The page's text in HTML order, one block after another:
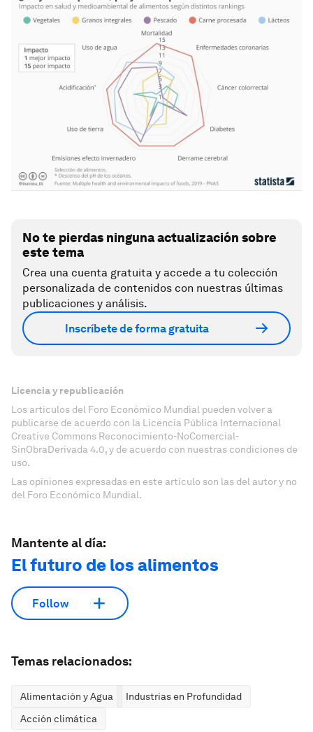
No te pierdas ninguna actualización sobre
este tema
Crea una cuenta gratuita y accede a tu colección
personalizada de contenidos con nuestras últimas
publicaciones y análisis.
Inscríbete de forma gratuita
Licencia y republicación
Los artículos del Foro Económico Mundial pueden volver a
publicarse de acuerdo con la Licencia Pública Internacional
Creative Commons Reconocimiento-NoComercial-
SinObraDerivada 4.0, y de acuerdo con nuestras condiciones de
uso.
Las opiniones expresadas en este artículo son las del autor y no
del Foro Económico Mundial.
Mantente al día:
El futuro de los alimentos
Follow
Temas relacionados:
Alimentación y Agua
Industrias en Profundidad
Acción climática